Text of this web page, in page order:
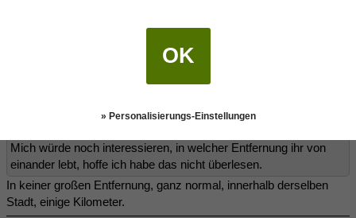
ersten Begegnung und dem letzten Treffen? Vom "Sommer" bis
"Herbst" kann das höchstens 4-5 Monate sein?
Ja, ein paar Monate waren es, drei oder vier.
(10.02.2024 10:01)
Noiram schrieb:
Mich würde noch interessieren, in welcher Entfernung ihr von
einander lebt, hoffe ich habe das nicht überlesen.
In keiner großen Entfernung, ganz normal, innerhalb derselben
Stadt, einige Kilometer.
OK
» Personalisierungs-Einstellungen